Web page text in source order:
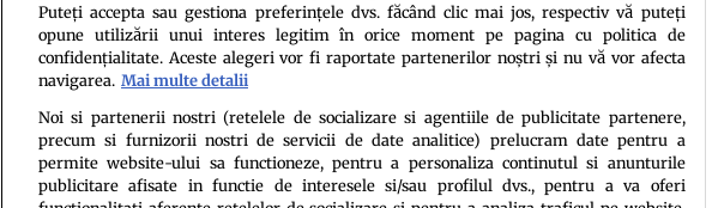
Politica de confidenţialitatePolitica de
Puteți accepta sau gestiona preferințele dvs. făcând clic mai jos, respectiv vă puteți
opune utilizării unui interes legitim în orice moment pe pagina cu politica de
confidențialitate. Aceste alegeri vor fi raportate partenerilor noștri și nu vă vor afecta
navigarea. Mai multe detalii
Noi si partenerii nostri (retelele de socializare si agentiile de publicitate partenere,
precum si furnizorii nostri de servicii de date analitice) prelucram date pentru a
permite website-ului sa functioneze, pentru a personaliza continutul si anunturile
publicitare afisate in functie de interesele si/sau profilul dvs., pentru a va oferi